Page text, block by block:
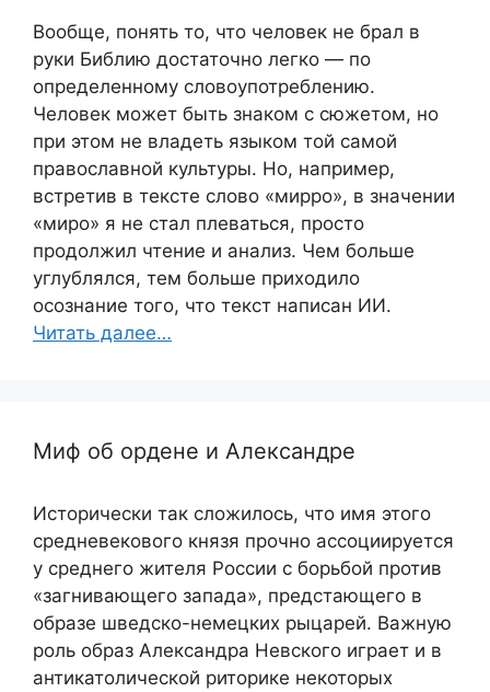
Вообще, понять то, что человек не брал в
руки Библию достаточно легко — по
определенному словоупотреблению.
Человек может быть знаком с сюжетом, но
при этом не владеть языком той самой
православной культуры. Но, например,
встретив в тексте слово «мирро», в значении
«миро» я не стал плеваться, просто
продолжил чтение и анализ. Чем больше
углублялся, тем больше приходило
осознание того, что текст написан ИИ.
Читать далее…
Миф об ордене и Александре
Исторически так сложилось, что имя этого
средневекового князя прочно ассоциируется
у среднего жителя России с борьбой против
«загнивающего запада», предстающего в
образе шведско-немецких рыцарей. Важную
роль образ Александра Невского играет и в
антикатолической риторике некоторых